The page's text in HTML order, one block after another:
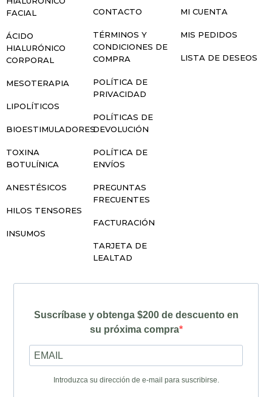
FACIAL
ÁCIDO
HIALURÓNICO
CORPORAL
MESOTERAPIA
LIPOLÍTICOS
BIOESTIMULADORES
TOXINA
BOTULÍNICA
ANESTÉSICOS
HILOS TENSORES
INSUMOS
CONTACTO
TÉRMINOS Y
CONDICIONES DE
COMPRA
POLÍTICA DE
PRIVACIDAD
POLÍTICAS DE
DEVOLUCIÓN
POLÍTICA DE
ENVÍOS
PREGUNTAS
FRECUENTES
FACTURACIÓN
TARJETA DE
LEALTAD
MI CUENTA
MIS PEDIDOS
LISTA DE DESEOS
Suscríbase y obtenga $200 de descuento en
su próxima compra
Introduzca su dirección de e-mail para suscribirse.